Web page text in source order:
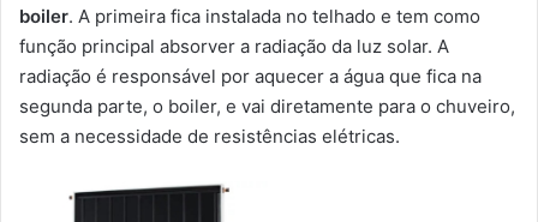
boiler. A primeira fica instalada no telhado e tem como
função principal absorver a radiação da luz solar. A
radiação é responsável por aquecer a água que fica na
segunda parte, o boiler, e vai diretamente para o chuveiro,
sem a necessidade de resistências elétricas.